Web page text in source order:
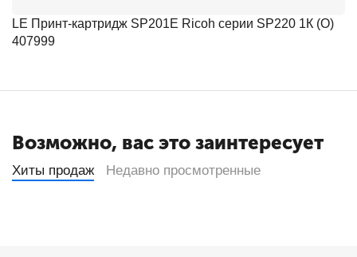
LE Принт-картридж SP201E Ricoh серии SP220 1К (О)
407999
Возможно, вас это заинтересует
Хиты продаж Недавно просмотренные